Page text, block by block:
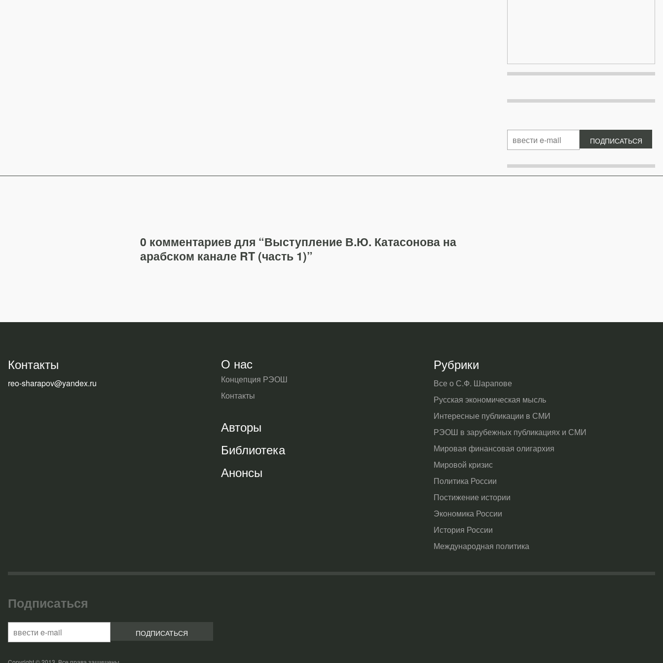
0 комментариев для “Выступление В.Ю. Катасонова на
арабском канале RT (часть 1)”
Контакты
reo-sharapov@yandex.ru
О нас
Концепция РЭОШ
Контакты
Авторы
Библиотека
Анонсы
Рубрики
Все о С.Ф. Шарапове
Русская экономическая мысль
Интересные публикации в СМИ
РЭОШ в зарубежных публикациях и СМИ
Мировая финансовая олигархия
Мировой кризис
Политика России
Постижение истории
Экономика России
История России
Международная политика
Подписаться